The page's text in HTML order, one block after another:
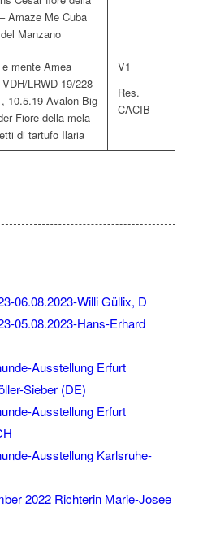
Amaze Me Cuba
Manzano
mente Amea
LRWD 19/228
10.5.19 Avalon Big
Fiore della mela
di tartufo Ilaria
V1
Res.
CACIB
06.08.2023-Willi Güllix, D
05.08.2023-Hans-Erhard
Ausstellung Erfurt
Sieber (DE)
Ausstellung Erfurt
Ausstellung Karlsruhe-
2022 Richterin Marie-Josee